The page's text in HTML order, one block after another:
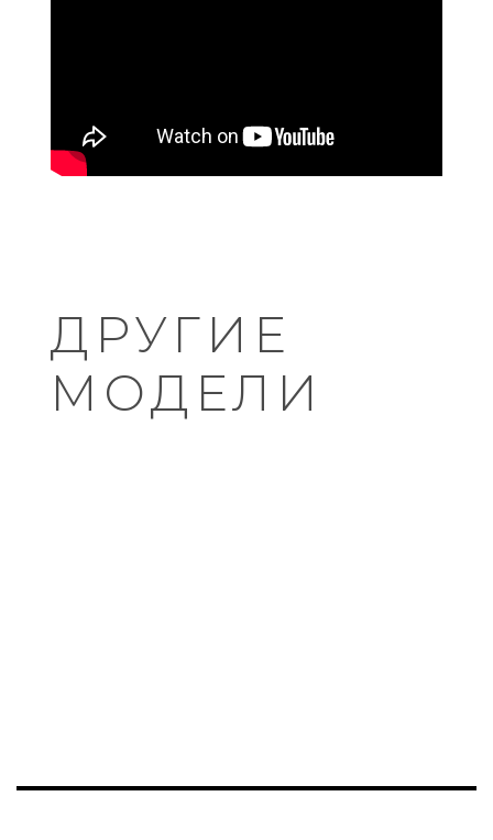
ДРУГИЕ
МОДЕЛИ